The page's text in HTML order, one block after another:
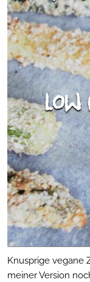
low
Knusprige vegane
meiner Version